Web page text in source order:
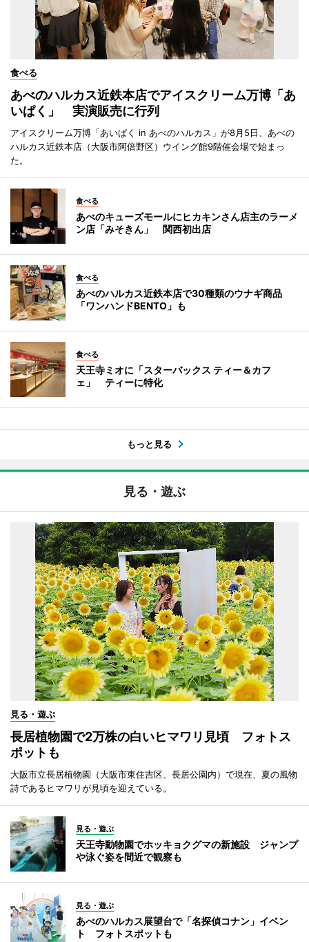
食べる
あべのハルカス近鉄本店でアイスクリーム万博「あ
いぱく」 実演販売に行列
アイスクリーム万博「あいぱく in あべのハルカス」が8月5日、あべの
ハルカス近鉄本店（大阪市阿倍野区）ウイング館9階催会場で始まっ
た。
食べる
あべのキューズモールにヒカキンさん店主のラーメ
ン店「みそきん」 関西初出店
食べる
あべのハルカス近鉄本店で30種類のウナギ商品
「ワンハンドBENTO」も
食べる
天王寺ミオに「スターバックス ティー＆カフ
ェ」 ティーに特化
もっと見る
見る・遊ぶ
見る・遊ぶ
長居植物園で2万株の白いヒマワリ見頃 フォトス
ポットも
大阪市立長居植物園（大阪市東住吉区、長居公園内）で現在、夏の風物
詩であるヒマワリが見頃を迎えている。
見る・遊ぶ
天王寺動物園でホッキョクグマの新施設 ジャンプ
や泳ぐ姿を間近で観察も
見る・遊ぶ
あべのハルカス展望台で「名探偵コナン」イベン
ト フォトスポットも